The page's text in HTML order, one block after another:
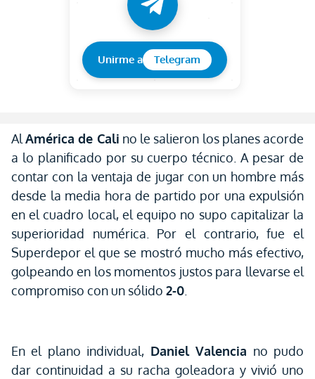
Unirme a Telegram
AlAmérica de Cali no le salieron los planes acorde
a lo planificado por su cuerpo técnico. A pesar de
contar con la ventaja de jugar con un hombre más
desde la media hora de partido por una expulsión
en el cuadro local, el equipo no supo capitalizar la
superioridad numérica. Por el contrario, fue el
Superdepor el que se mostró mucho más efectivo,
golpeando en los momentos justos para llevarse el
compromiso con un sólido 2-0
En el plano individual, Daniel Valencia no pudo
dar continuidad a su racha goleadora y vivió uno